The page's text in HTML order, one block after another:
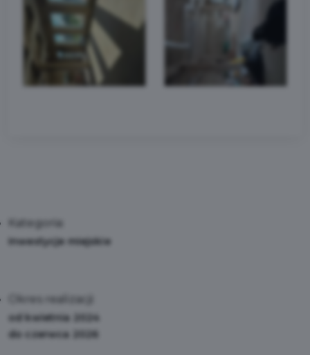
Kategoria:
Inwestycje miejskie
Okres realizacji:
od kwietnia 2024
do czerwca 2026